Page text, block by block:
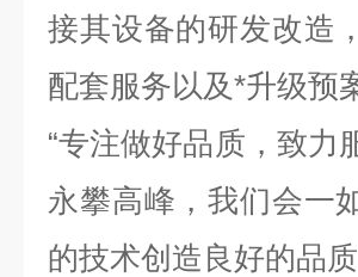
接其设备的研发改造
配套服务以及*升级预
“专注做好品质，致力
永攀高峰，我们会一
的技术创造良好的品